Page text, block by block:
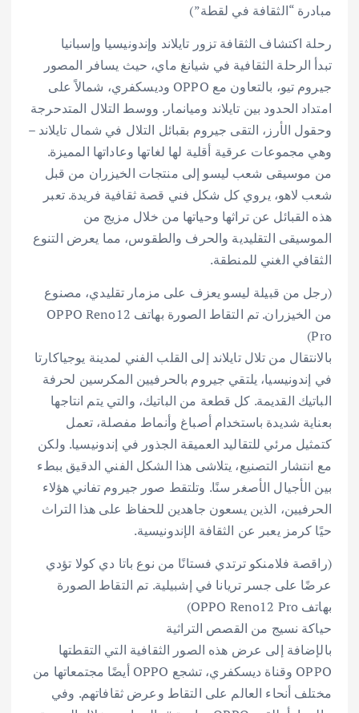
مبادرة “الثقافة في لقطة”)
رحلة اكتشاف الثقافة تزور تايلاند وإندونيسيا وإسبانيا
تبدأ الرحلة الثقافية في شيانغ ماي، حيث يسافر المصور
جيروم تيو، بالتعاون مع OPPO وديسكفري، شمالاً على
امتداد الحدود بين تايلاند وميانمار. ووسط التلال المتدحرجة
وحقول الأرز، التقى جيروم بقبائل التلال في شمال تايلاند –
وهي مجموعات عرقية أقلية لها لغاتها وعاداتها المميزة.
من موسيقى شعب ليسو إلى منتجات الخيزران من قبل
شعب لاهو، يروي كل شكل فني قصة ثقافية فريدة. تعبر
هذه القبائل عن تراثها وحياتها من خلال مزيج من
الموسيقى التقليدية والحرف والطقوس، مما يعرض التنوع
الثقافي الغني للمنطقة.
(رجل من قبيلة ليسو يعزف على مزمار تقليدي، مصنوع
من الخيزران. تم التقاط الصورة بهاتف OPPO Reno12
Pro)
بالانتقال من تلال تايلاند إلى القلب الفني لمدينة يوجياكارتا
في إندونيسيا، يلتقي جيروم بالحرفيين المكرسين لحرفة
الباتيك القديمة. كل قطعة من الباتيك، والتي يتم انتاجها
بعناية شديدة باستخدام أصباغ وأنماط مفصلة، تعمل
كتمثيل مرئي للتقاليد العميقة الجذور في إندونيسيا. ولكن
مع انتشار التصنيع، يتلاشى هذا الشكل الفني الدقيق ببطء
بين الأجيال الأصغر سنًا. وتلتقط صور جيروم تفاني هؤلاء
الحرفيين، الذين يسعون جاهدين للحفاظ على هذا التراث
حيًا كرمز يعبر عن الثقافة الإندونيسية.
(راقصة فلامنكو ترتدي فستانًا من نوع باتا دي كولا تؤدي
عرضًا على جسر تريانا في إشبيلية. تم التقاط الصورة
بهاتف OPPO Reno12 Pro)
حياكة نسيج من القصص التراثية
بالإضافة إلى عرض هذه الصور الثقافية التي التقطتها
OPPO وقناة ديسكفري، تشجع OPPO أيضًا مجتمعاتها من
مختلف أنحاء العالم على التقاط وعرض ثقافاتهم. وفي